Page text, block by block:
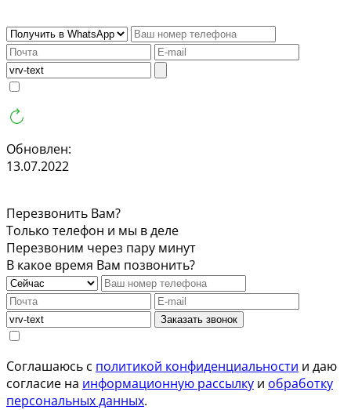
Обновлен:
13.07.2022
Перезвонить Вам?
Только телефон и мы в деле
Перезвоним через пару минут
В какое время Вам позвонить?
Заказать звонок
Соглашаюсь с политикой конфиденциальности и даю
согласие на информационную рассылку и обработку
персональных данных.